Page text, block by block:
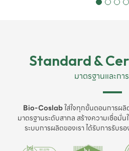
Standard &
มาตรฐานและกา
Bio-Coslabใส่ใจทุกขั้นตอนการผ
มาตรฐานระดับสากล สร้างความเชื่อมั่
ระบบการผลิตของเรา ได้รับการรับ